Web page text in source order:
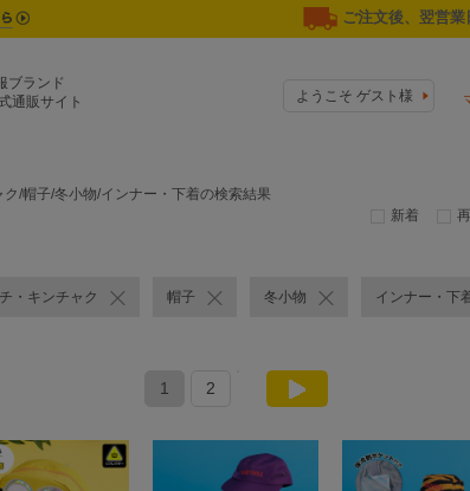
ご注文後、翌営
ブランド
通販サイト
ようこそ ゲスト様
/帽子/冬小物/インナー・下着の検索結果
新着
・キンチャク 帽子 冬小物 インナー・下
1 2